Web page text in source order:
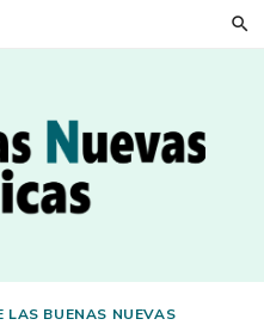
LAS BUENAS NUEVAS